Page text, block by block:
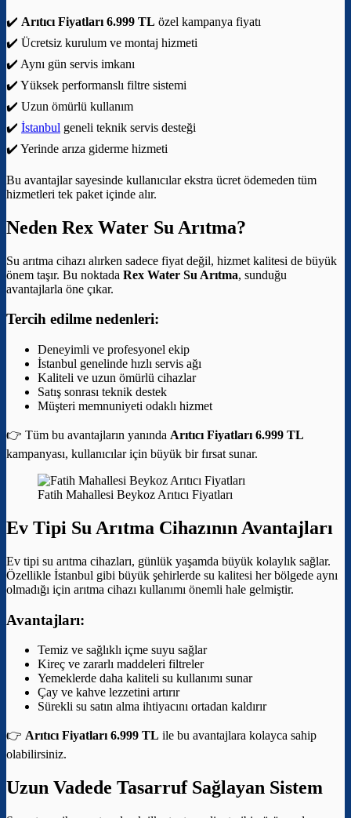
✔️ Arıtıcı Fiyatları 6.999 TL özel kampanya fiyatı
✔️ Ücretsiz kurulum ve montaj hizmeti
✔️ Aynı gün servis imkanı
✔️ Yüksek performanslı filtre sistemi
✔️ Uzun ömürlü kullanım
✔️ İstanbul geneli teknik servis desteği
✔️ Yerinde arıza giderme hizmeti
Bu avantajlar sayesinde kullanıcılar ekstra ücret ödemeden tüm
hizmetleri tek paket içinde alır.
Neden Rex Water Su Arıtma?
Su arıtma cihazı alırken sadece fiyat değil, hizmet kalitesi de büyük
önem taşır. Bu noktada Rex Water Su Arıtma, sunduğu
avantajlarla öne çıkar.
Tercih edilme nedenleri:
Deneyimli ve profesyonel ekip
İstanbul genelinde hızlı servis ağı
Kaliteli ve uzun ömürlü cihazlar
Satış sonrası teknik destek
Müşteri memnuniyeti odaklı hizmet
👉 Tüm bu avantajların yanında Arıtıcı Fiyatları 6.999 TL
kampanyası, kullanıcılar için büyük bir fırsat sunar.
Fatih Mahallesi Beykoz Arıtıcı Fiyatları
Ev Tipi Su Arıtma Cihazının Avantajları
Ev tipi su arıtma cihazları, günlük yaşamda büyük kolaylık sağlar.
Özellikle İstanbul gibi büyük şehirlerde su kalitesi her bölgede aynı
olmadığı için arıtma cihazı kullanımı önemli hale gelmiştir.
Avantajları:
Temiz ve sağlıklı içme suyu sağlar
Kireç ve zararlı maddeleri filtreler
Yemeklerde daha kaliteli su kullanımı sunar
Çay ve kahve lezzetini artırır
Sürekli su satın alma ihtiyacını ortadan kaldırır
👉 Arıtıcı Fiyatları 6.999 TL ile bu avantajlara kolayca sahip
olabilirsiniz.
Uzun Vadede Tasarruf Sağlayan Sistem